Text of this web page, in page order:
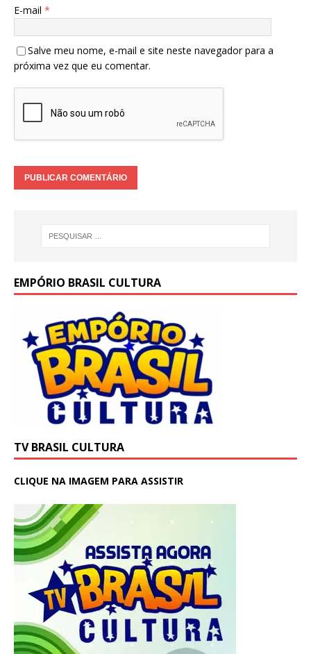
E-mail *
Salve meu nome, e-mail e site neste navegador para a
próxima vez que eu comentar.
EMPÓRIO BRASIL CULTURA
TV BRASIL CULTURA
CLIQUE NA IMAGEM PARA ASSISTIR